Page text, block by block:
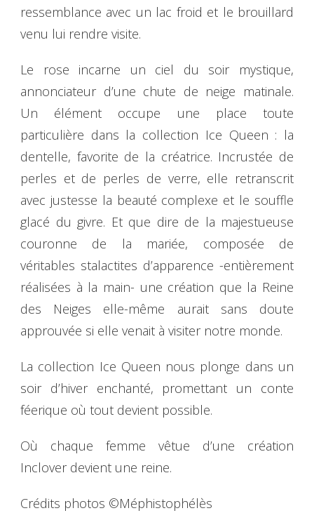
ressemblance avec un lac froid et le brouillard
venu lui rendre visite.
Le rose incarne un ciel du soir mystique,
annonciateur d’une chute de neige matinale.
Un élément occupe une place toute
particulière dans la collection Ice Queen : la
dentelle, favorite de la créatrice. Incrustée de
perles et de perles de verre, elle retranscrit
avec justesse la beauté complexe et le souffle
glacé du givre. Et que dire de la majestueuse
couronne de la mariée, composée de
véritables stalactites d’apparence -entièrement
réalisées à la main- une création que la Reine
des Neiges elle-même aurait sans doute
approuvée si elle venait à visiter notre monde.
La collection Ice Queen nous plonge dans un
soir d’hiver enchanté, promettant un conte
féerique où tout devient possible.
Où chaque femme vêtue d’une création
Inclover devient une reine.
Crédits photos ©Méphistophélès